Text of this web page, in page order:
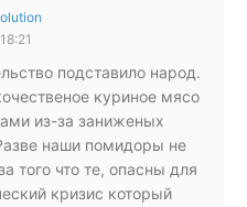
подставило народ.
куриное мясо
из-за заниженых
наши помидоры не
того что те, опасны для
кризис который